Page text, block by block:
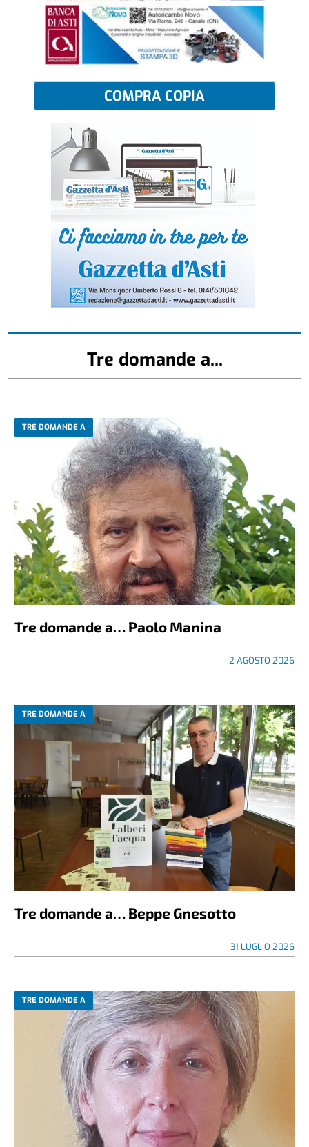
COMPRA COPIA
Tre domande a...
TRE DOMANDE A
Tre domande a… Paolo Manina
2 AGOSTO 2026
TRE DOMANDE A
Tre domande a… Beppe Gnesotto
31 LUGLIO 2026
TRE DOMANDE A